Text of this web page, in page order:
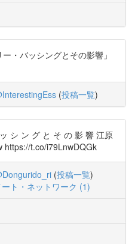
・バッシングとその影響」
(投稿一覧)
シ ン グ と そ の 影 響 江原
https://t.co/i79LnwDQGk
(投稿一覧)
ート・ネットワーク (1)